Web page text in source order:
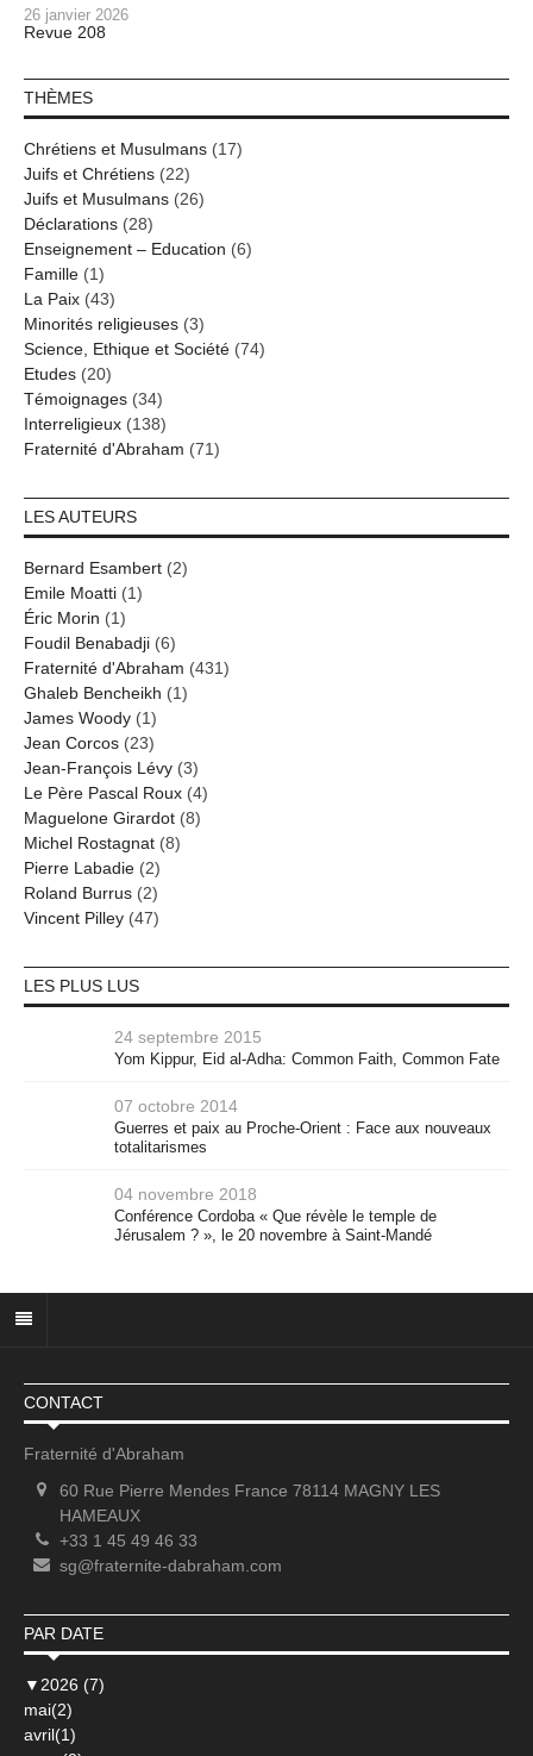
26 janvier 2026
Revue 208
THÈMES
Chrétiens et Musulmans (17)
Juifs et Chrétiens (22)
Juifs et Musulmans (26)
Déclarations (28)
Enseignement – Education (6)
Famille (1)
La Paix (43)
Minorités religieuses (3)
Science, Ethique et Société (74)
Etudes (20)
Témoignages (34)
Interreligieux (138)
Fraternité d'Abraham (71)
LES AUTEURS
Bernard Esambert (2)
Emile Moatti (1)
Éric Morin (1)
Foudil Benabadji (6)
Fraternité d'Abraham (431)
Ghaleb Bencheikh (1)
James Woody (1)
Jean Corcos (23)
Jean-François Lévy (3)
Le Père Pascal Roux (4)
Maguelone Girardot (8)
Michel Rostagnat (8)
Pierre Labadie (2)
Roland Burrus (2)
Vincent Pilley (47)
LES PLUS LUS
24 septembre 2015
Yom Kippur, Eid al-Adha: Common Faith, Common Fate
07 octobre 2014
Guerres et paix au Proche-Orient : Face aux nouveaux
totalitarismes
04 novembre 2018
Conférence Cordoba « Que révèle le temple de
Jérusalem ? », le 20 novembre à Saint-Mandé
CONTACT
Fraternité d'Abraham
60 Rue Pierre Mendes France 78114 MAGNY LES
HAMEAUX
+33 1 45 49 46 33
sg@fraternite-dabraham.com
PAR DATE
▼ 2026 (7)
mai(2)
avril(1)